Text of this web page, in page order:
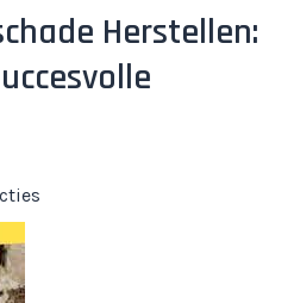
Herstellen: